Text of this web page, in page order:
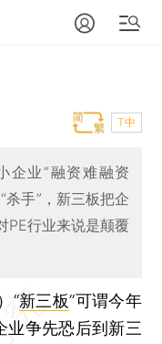
T中
企业“融资难融资
杀手”，新三板把企
PE行业来说是颠覆
） “新三板”可谓今年
业争先恐后到新三